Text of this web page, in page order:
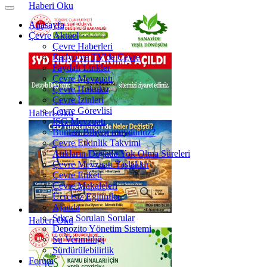
Haberi Oku
Haberi Oku
Haberi Oku
Anasayfa
Çevre Aktüel
Çevre Haberleri
Radyo ve TV'de Çevre
Faydalı Linkler
Çevre Mevzuatı
Çevre Hukuku
Çevre İzinleri
Çevre Görevlisi
İSG Mevzuatı
Bunları Biliyor muydunuz?
Çevre Etkinlik Takvimi
Atıkların Doğada Yok Olma Süreleri
Çevre Mevzuatı Taslaklar
Çevre Etiketi
Çevre Makaleleri
Ücretsiz Eğitimler
Ajanda
Sıkça Sorulan Sorular
Depozito Yönetim Sistemi
Su Verimliliği
Sürdürülebilirlik
Forum